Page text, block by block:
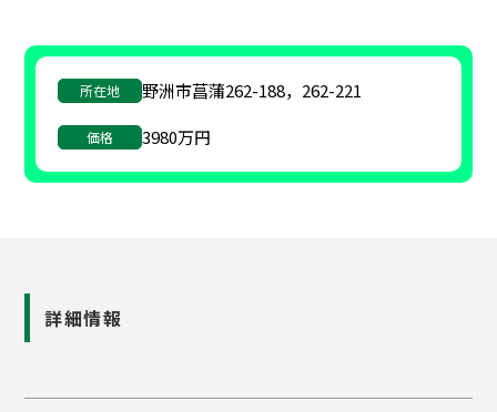
所在地 野洲市菖蒲262-188，262-221
価格 3980万円
詳細情報